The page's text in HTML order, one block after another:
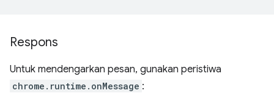
Respons
Untuk mendengarkan pesan, gunakan peristiwa
chrome.runtime.onMessage :